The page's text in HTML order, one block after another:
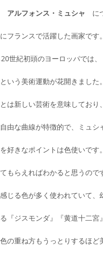
アルフォンス・ミュシャ に
フランスで活躍した画家です。
世紀初頭のヨーロッパでは、
いう美術運動が花開きました。
は新しい芸術を意味しており
由な曲線が特徴的で、ミュシ
好きなポイントは色使いです。
もらえればわかると思うので
じる色が多く使われていて、
『ジスモンダ』『黄道十二宮
の重ね方もうっとりするほど